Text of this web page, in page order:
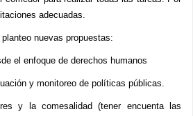
adecuadas.
nuevas propuestas:
el enfoque de derechos humanos
y monitoreo de políticas públicas.
y la comesalidad (tener encuenta las